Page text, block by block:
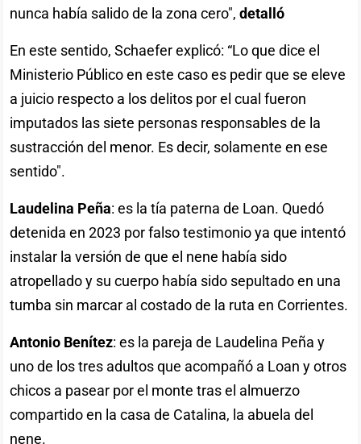
nunca había salido de la zona cero",detalló
En este sentido, Schaefer explicó: “Lo que dice el
Ministerio Público en este caso es pedir que se eleve
a juicio respecto a los delitos por el cual fueron
imputados las siete personas responsables de la
sustracción del menor. Es decir, solamente en ese
sentido".
Laudelina Peña: es la tía paterna de Loan. Quedó
detenida en 2023 por falso testimonio ya que intentó
instalar la versión de que el nene había sido
atropellado y su cuerpo había sido sepultado en una
tumba sin marcar al costado de la ruta en Corrientes.
Antonio Benítez: es la pareja de Laudelina Peña y
uno de los tres adultos que acompañó a Loan y otros
chicos a pasear por el monte tras el almuerzo
compartido en la casa de Catalina, la abuela del
nene.